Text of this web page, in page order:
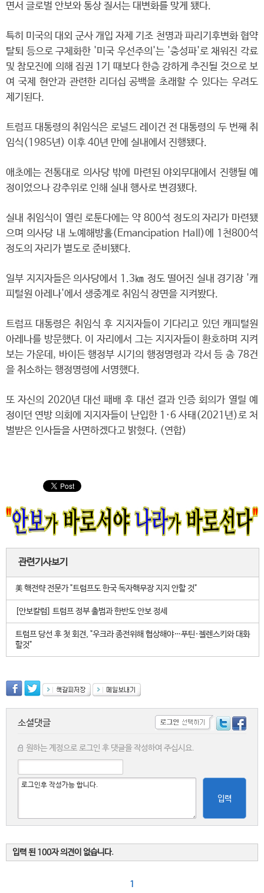
면서 글로벌 안보와 통상 질서는 대변화를 맞게 됐다.
특히 미국의 대외 군사 개입 자제 기조 천명과 파리기후변화 협약
탈퇴 등으로 구체화한 '미국 우선주의'는 '충성파'로 채워진 각료
및 참모진에 의해 집권 1기 때보다 한층 강하게 추진될 것으로 보
여 국제 현안과 관련한 리더십 공백을 초래할 수 있다는 우려도
제기된다.
트럼프 대통령의 취임식은 로널드 레이건 전 대통령의 두 번째 취
임식(1985년) 이후 40년 만에 실내에서 진행됐다.
애초에는 전통대로 의사당 밖에 마련된 야외무대에서 진행될 예
정이었으나 강추위로 인해 실내 행사로 변경됐다.
실내 취임식이 열린 로툰다에는 약 800석 정도의 자리가 마련됐
으며 의사당 내 노예해방홀(Emancipation Hall)에 1천800석
정도의 자리가 별도로 준비됐다.
일부 지지자들은 의사당에서 1.3㎞ 정도 떨어진 실내 경기장 '캐
피털원 아레나'에서 생중계로 취임식 장면을 지켜봤다.
트럼프 대통령은 취임식 후 지지자들이 기다리고 있던 캐피털원
아레나를 방문했다. 이 자리에서 그는 지지자들이 환호하며 지켜
보는 가운데, 바이든 행정부 시기의 행정명령과 각서 등 총 78건
을 취소하는 행정명령에 서명했다.
또 자신의 2020년 대선 패배 후 대선 결과 인증 회의가 열릴 예
정이던 연방 의회에 지지자들이 난입한 1·6 사태(2021년)로 처
벌받은 인사들을 사면하겠다고 밝혔다. (연합)
관련기사보기
美 핵전략 전문가 "트럼프도 한국 독자핵무장 지지 안할 것"
[안보칼럼] 트럼프 정부 출범과 한반도 안보 정세
트럼프 당선 후 첫 회견, "우크라 종전위해 협상해야…푸틴·젤렌스키와 대화
할것"
소셜댓글
원하는 계정으로 로그인 후 댓글을 작성하여 주십시요.
입력
입력 된 100자 의견이 없습니다.
1